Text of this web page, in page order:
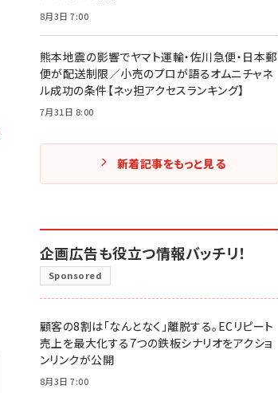
8月3日 7:00
熊本地震の影響でヤマト運輸・佐川急便・日本郵
便が配送制限／小売のプロが語るオムニチャネ
ル成功の条件【ネッ担アクセスランキング】
7月31日 8:00
新着記事をもっと見る
企画広告も役立つ情報バッチリ！
Sponsored
顧客の8割は「なんとなく」離脱する。ECリピート
売上を最大化する7つの鉄板シナリオをアクショ
ンリンクが公開
8月3日 7:00